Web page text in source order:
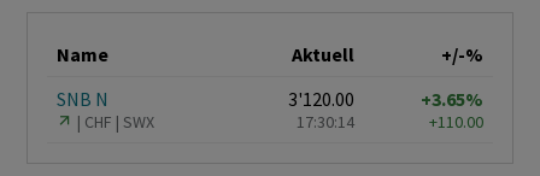
Name Aktuell
+/-%
SNB N
CHF SWX
3'120.00
17:30:14
+3.65%
+110.00